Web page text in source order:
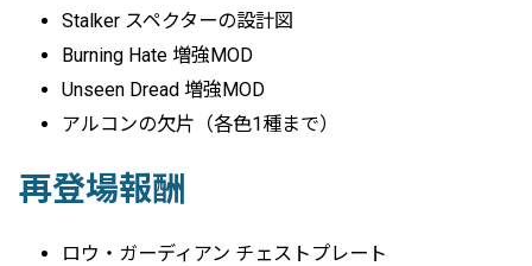
Stalker スペクターの設計図
Burning Hate 増強MOD
Unseen Dread 増強MOD
アルコンの欠片（各色1種まで）
再登場報酬
ロウ・ガーディアン チェストプレート